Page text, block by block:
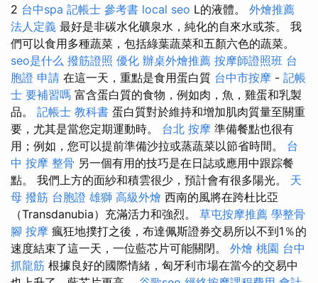
2 台中spa 記帳士 參考書 local seo L的液體。 外燴推薦
法人定義 最好是非碳水化礦泉水，純化的自來水或茶。 我
們可以食用多種蔬菜，包括綠葉蔬菜和五顏六色的蔬菜。
seo是什么 撥筋證照 優化 辦桌外燴推薦 按摩師證照班 台
胞證 申請 在這一天，重點是食用蛋白質 台中市按摩 - 記帳
士 要補習嗎 富含蛋白質的食物，例如肉，魚，雞蛋和乳製
品。 記帳士 教科書 蛋白質對於維持和增加肌肉質量至關重
要，尤其是當您定期運動時。 台北 按摩 準備餐點也很有
用；例如，您可以提前準備沙拉或蒸蔬菜以節省時間。 台
中 按摩 整骨 另一個有用的技巧是在日誌或應用中跟踪餐
點。 我們上方的面紗和積雲很少，預計會有很多陽光。 天
母 撥筋 台胞證 雄獅 高級外燴 西南的風將在跨杜比亞
（Transdanubia）充滿活力和強烈。 草屯按摩推薦 學整骨
腳 按摩 瘋狂地撲打之後，布達佩斯證券交易所以不到1％的
速度結束了這一天，一位藍芯片可能關閉。 外燴 桃園 台中
抓龍筋 根據良好的國際情緒，匈牙利市場在當今的交易中